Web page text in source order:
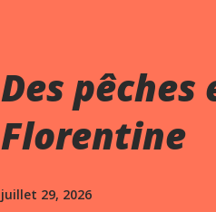
Des pêches
Florentine
juillet 29, 2026